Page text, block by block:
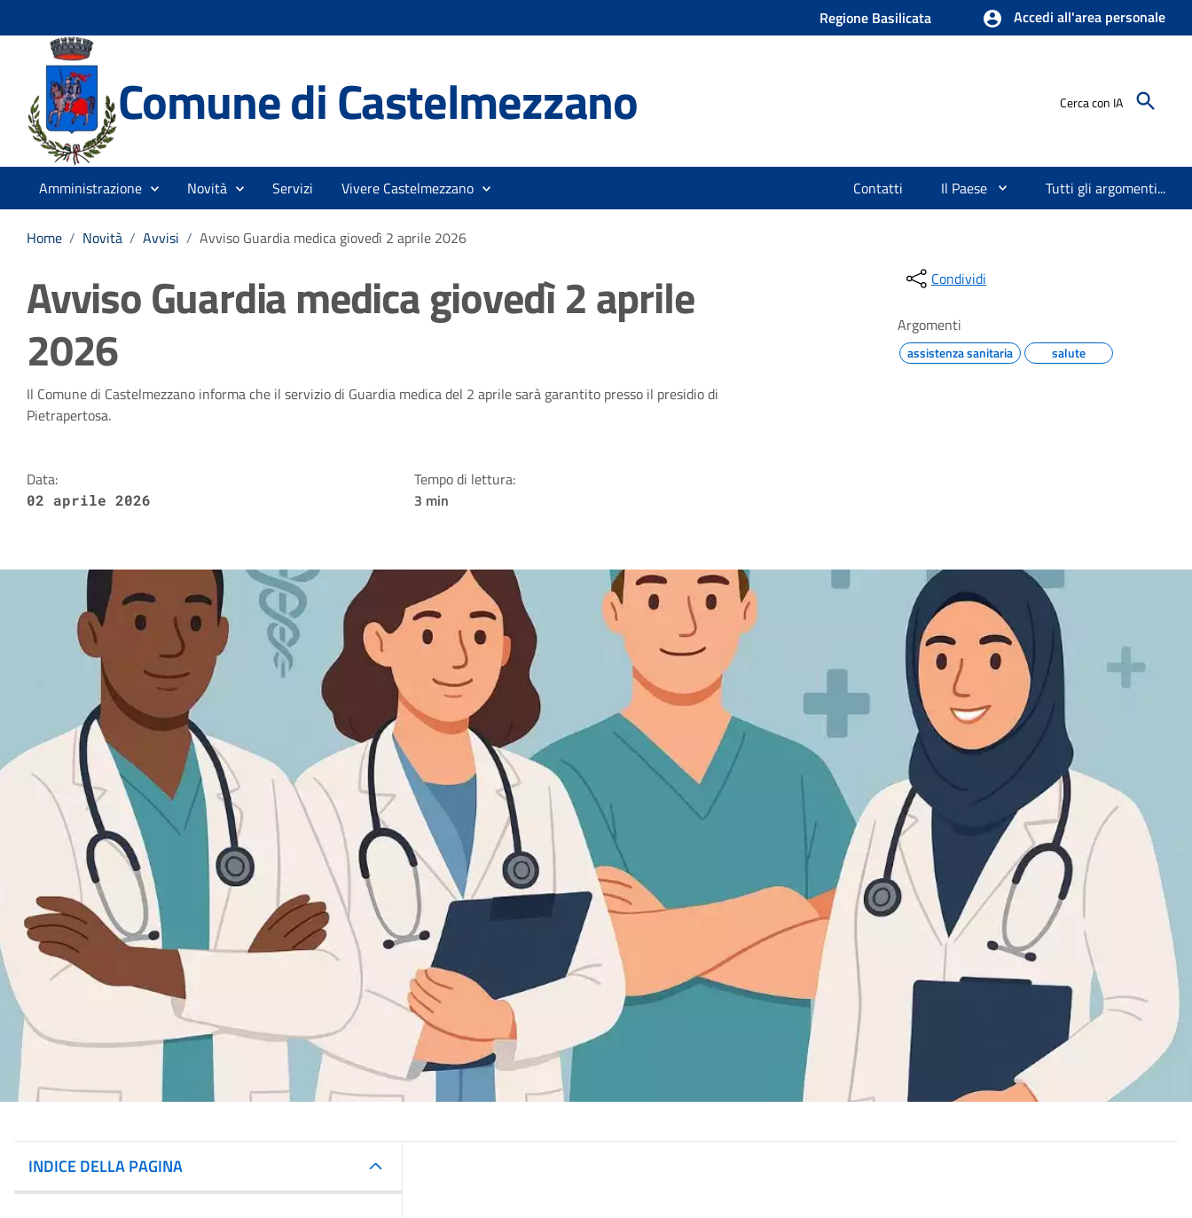
Regione Basilicata Accedi all'area personale
Comune di Castelmezzano Cerca con IA
Amministrazione Novità Servizi Vivere Castelmezzano Contatti Il Paese Tutti gli argomenti...
Home / Novità / Avvisi / Avviso Guardia medica giovedì 2 aprile 2026
Avviso Guardia medica giovedì 2 aprile
2026
Dettagli della notizia
Il Comune di Castelmezzano informa che il servizio di Guardia medica del 2 aprile sarà garantito presso il presidio di
Pietrapertosa.
Data:
02 aprile 2026
Tempo di lettura:
3 min
Condividi
Argomenti
assistenza sanitaria salute
INDICE DELLA PAGINA